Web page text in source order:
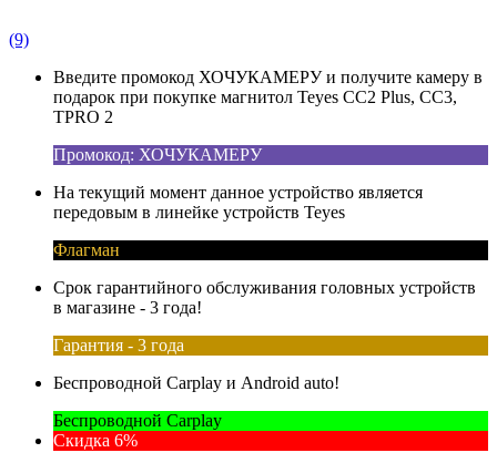
(9)
Введите промокод ХОЧУКАМЕРУ и получите камеру в
подарок при покупке магнитол Teyes CC2 Plus, CC3,
TPRO 2
Промокод: ХОЧУКАМЕРУ
На текущий момент данное устройство является
передовым в линейке устройств Teyes
Флагман
Срок гарантийного обслуживания головных устройств
в магазине - 3 года!
Гарантия - 3 года
Беспроводной Carplay и Android auto!
Беспроводной Carplay
Скидка 6%